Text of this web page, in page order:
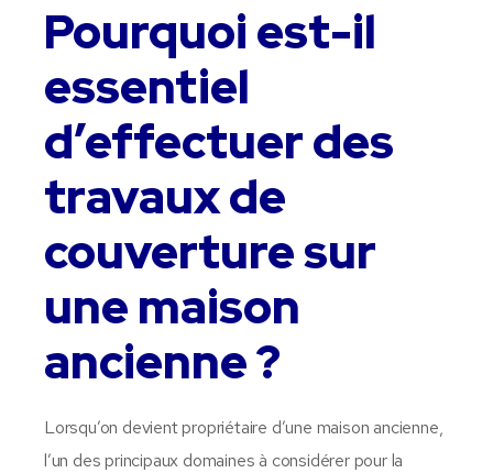
Pourquoi est-il
essentiel
d’effectuer des
travaux de
couverture sur
une maison
ancienne ?
Lorsqu’on devient propriétaire d’une maison ancienne,
l’un des principaux domaines à considérer pour la